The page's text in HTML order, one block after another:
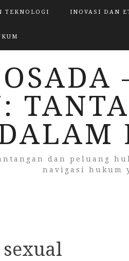
TEKNOLOGI INOVASI DAN
dan peluang
navigasi hukum